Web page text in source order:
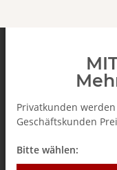
Privatkunden
Geschäftskunden
Bitte wählen: